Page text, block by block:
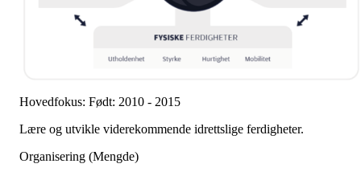
Hovedfokus: Født: 2010 - 2015
Lære og utvikle viderekommende idrettslige ferdigheter.
Organisering (Mengde)